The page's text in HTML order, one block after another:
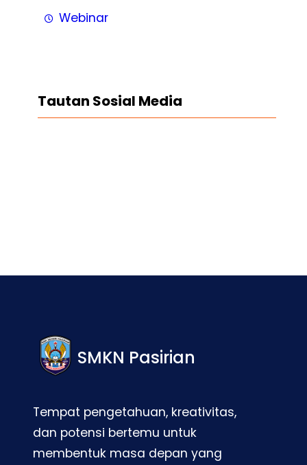
Webinar
Tautan Sosial Media
SMKN Pasirian
Tempat pengetahuan, kreativitas,
dan potensi bertemu untuk
membentuk masa depan yang